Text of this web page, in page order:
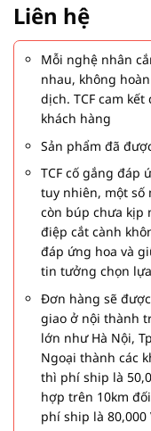
Liên hệ
Mỗi nghệ nhân
nhau, không
dịch. TCF cam
khách hàng
Sản phẩm đã
TCF cố gắng đáp
tuy nhiên, một số
còn búp chưa kịp
điệp cắt cành
đáp ứng hoa và
tin tưởng chọn
Đơn hàng sẽ
giao ở nội thành
lớn như Hà Nội,
Ngoại thành các
thì phí ship là
hợp trên 10km
phí ship là 80,000